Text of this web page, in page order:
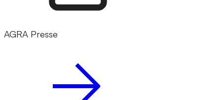
AGRA Presse